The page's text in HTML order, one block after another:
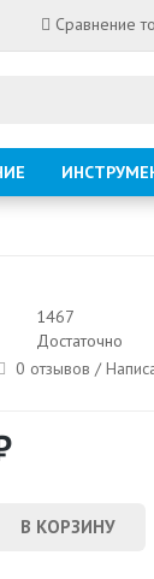
Сравнение
1467
Достаточно
0 отзывов /
В КОРЗИНУ